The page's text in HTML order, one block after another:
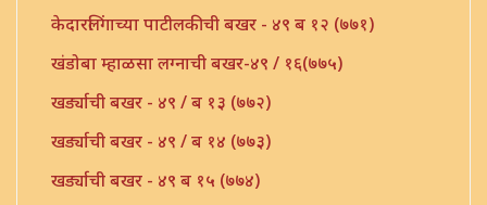
केदारलिंगाच्या पाटीलकीची बखर - ४९ ब १२ (७७१)
खंडोबा म्हाळसा लग्नाची बखर-४९ / १६(७७५)
खर्ड्याची बखर - ४९ / ब १३ (७७२)
खर्ड्याची बखर - ४९ / ब १४ (७७३)
खर्ड्याची बखर - ४९ ब १५ (७७४)